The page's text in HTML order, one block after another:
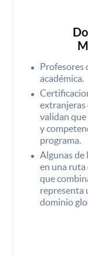
Profesores
académica.
extranjeras
validan
y
programa.
Algunas de
en una ruta
que
representa
dominio